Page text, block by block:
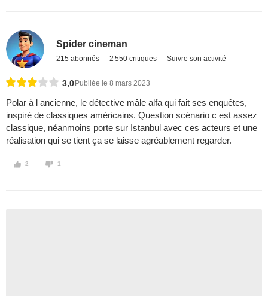
Spider cineman
215 abonnés 2 550 critiques Suivre son activité
3,0 Publiée le 8 mars 2023
Polar à l ancienne, le détective mâle alfa qui fait ses enquêtes,
inspiré de classiques américains. Question scénario c est assez
classique, néanmoins porte sur Istanbul avec ces acteurs et une
réalisation qui se tient ça se laisse agréablement regarder.
2 1